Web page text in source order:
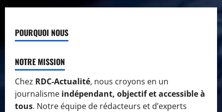
POURQUOI NOUS
NOTRE MISSION
Chez RDC-Actualité, nous croyons en un
journalisme indépendant, objectif et accessible à
tous. Notre équipe de rédacteurs et d’experts